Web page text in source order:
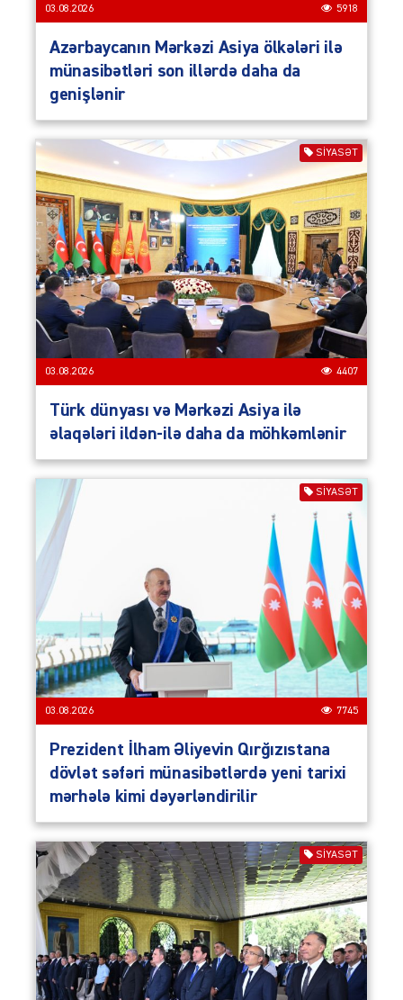
03.08.2026 5918
Azərbaycanın Mərkəzi Asiya ölkələri ilə
münasibətləri son illərdə daha da
genişlənir
SIYASƏT
03.08.2026 4407
Türk dünyası və Mərkəzi Asiya ilə
əlaqələri ildən-ilə daha da möhkəmlənir
SIYASƏT
03.08.2026 7745
Prezident İlham Əliyevin Qırğızıstana
dövlət səfəri münasibətlərdə yeni tarixi
mərhələ kimi dəyərləndirilir
SIYASƏT